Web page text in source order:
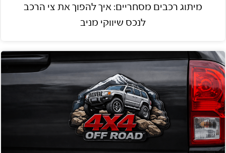
מיתוג רכבים מסחריים: איך להפוך את צי הרכב
לנכס שיווקי מניב